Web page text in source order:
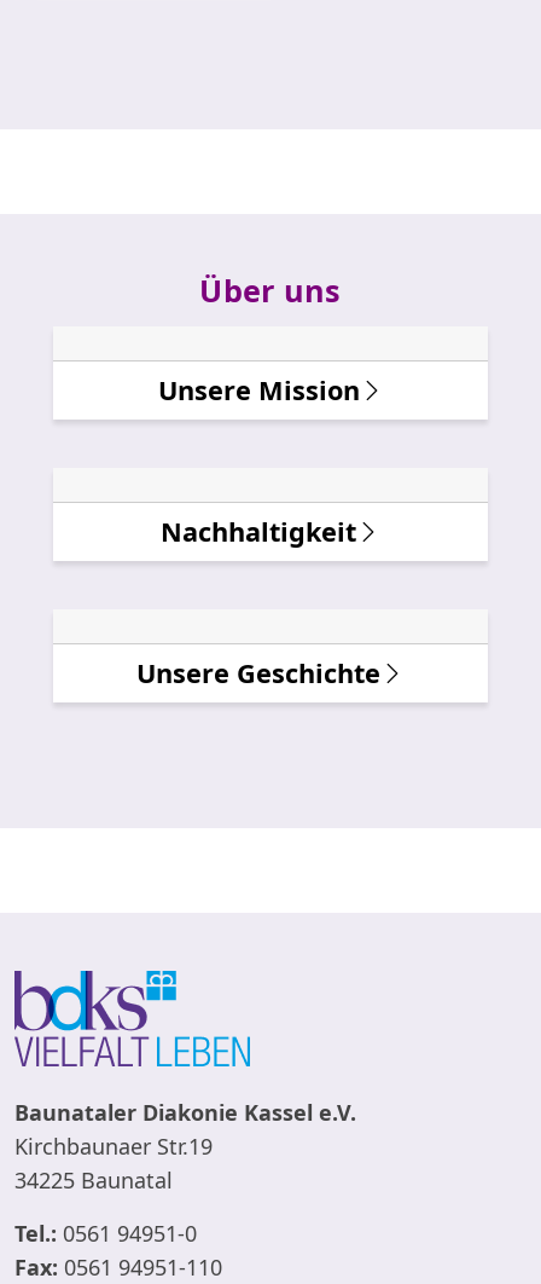
Über uns
Unsere Mission
Nachhaltigkeit
Unsere Geschichte
Baunataler Diakonie Kassel e.V.
Kirchbaunaer Str.19
34225 Baunatal
Tel.: 0561 94951-0
Fax: 0561 94951-110